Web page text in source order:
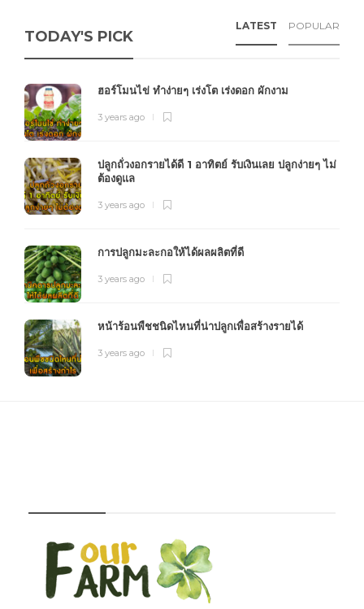
TODAY'S PICK
LATEST POPULAR
ฮอร์โมนไข่ ทำง่ายๆ เร่งโต เร่งดอก ผักงาม
3 years ago
ปลูกถั่วงอกรายได้ดี 1 อาทิตย์ รับเงินเลย ปลูกง่ายๆ ไม่
ต้องดูแล
3 years ago
การปลูกมะละกอให้ได้ผลผลิตที่ดี
3 years ago
หน้าร้อนพืชชนิดไหนที่น่าปลูกเพื่อสร้างรายได้
3 years ago